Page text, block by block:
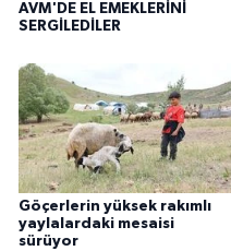
AVM'DE EL EMEKLERİNİ
SERGİLEDİLER
Göçerlerin yüksek rakımlı
yaylalardaki mesaisi
sürüyor